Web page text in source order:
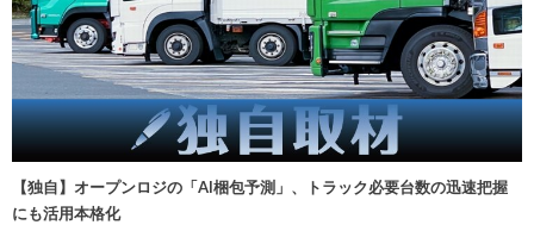
【独自】オープンロジの「AI梱包予測」、トラック必要台数の迅速把握
にも活用本格化